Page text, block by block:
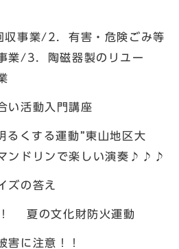
収事業/2．有害・危険ごみ等
業/3．陶磁器製のリユー
い活動入門講座
るくする運動”東山地区大
ンドリンで楽しい演奏♪♪♪
ズの答え
夏の文化財防火運動
害に注意！！